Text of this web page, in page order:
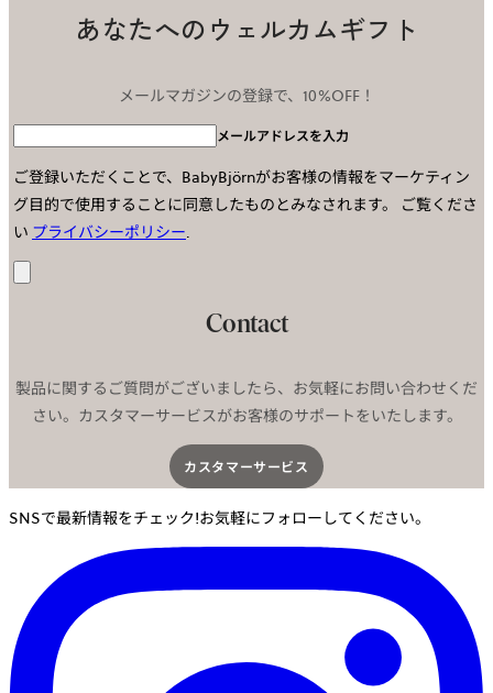
あなたへのウェルカムギフト
メールマガジンの登録で、10%OFF！
メールアドレスを入力
ご登録いただくことで、BabyBjörnがお客様の情報をマーケティン
グ目的で使用することに同意したものとみなされます。
ご覧くださ
い プライバシーポリシー
Contact
製品に関するご質問がございましたら、お気軽にお問い合わせくだ
さい。カスタマーサービスがお客様のサポートをいたします。
カスタマーサービス​
SNSで最新情報をチェック!お気軽にフォローしてください。